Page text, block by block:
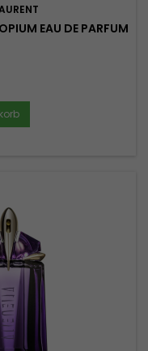
EAU DE PARFUM